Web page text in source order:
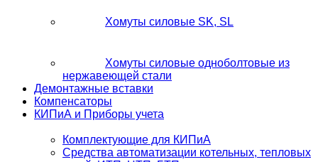
Хомуты силовые SK, SL
Хомуты силовые одноболтовые из
нержавеющей стали
Демонтажные вставки
Компенсаторы
КИПиА и Приборы учета
Комплектующие для КИПиА
Средства автоматизации котельных, тепловых